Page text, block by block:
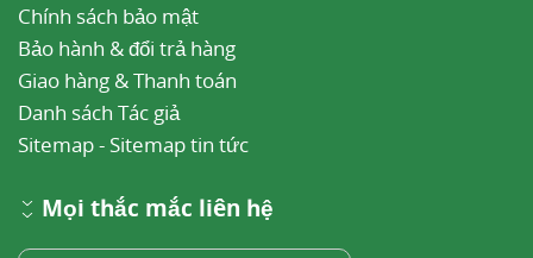
Chính sách bảo mật
Bảo hành & đổi trả hàng
Giao hàng & Thanh toán
Danh sách Tác giả
Sitemap- Sitemap tin tức
Mọi thắc mắc liên hệ